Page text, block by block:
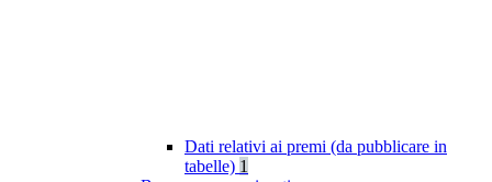
Dati relativi ai premi (da pubblicare in
tabelle) 1